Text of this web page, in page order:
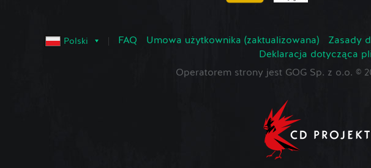
Polski FAQ Umowa użytkownika (zaktualizowana) Zasady
Deklaracja dotycząca
Operatorem strony jest GOG Sp. z o.o. ©